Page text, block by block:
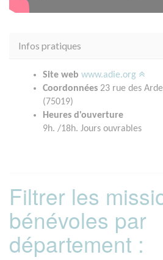
Infos pratiques
Site web www.adie.org
Coordonnées 23 rue des
(75019)
Heures d'ouverture
9h. /18h. Jours ouvrables
Filtrer les
bénévoles par
département :